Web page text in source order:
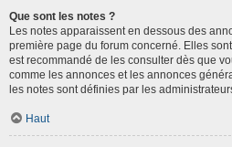
Que sont les notes ?
Les notes apparaissent en dessous des
première page du forum concerné. Elles
est recommandé de les consulter dès que
comme les annonces et les annonces
les notes sont définies par les
Haut